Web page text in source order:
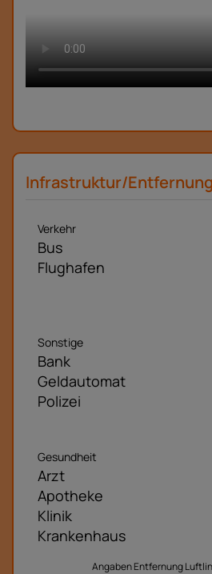
Infrastruktur/
Verkehr
Bus
Flughafen
Sonstige
Bank
Geldautomat
Polizei
Gesundheit
Arzt
Apotheke
Klinik
Krankenhaus
Angaben Entfernung